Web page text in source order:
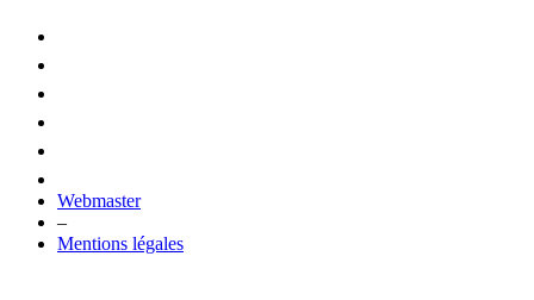
Webmaster
–
Mentions légales